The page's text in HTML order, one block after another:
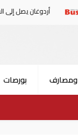
يصل إلى السعودية..
بورصات